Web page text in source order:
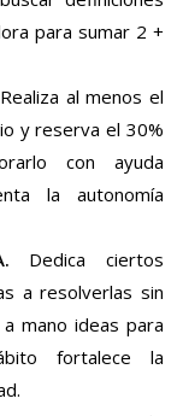
para sumar 2 +
Realiza al menos el
y reserva el 30%
con ayuda
la autonomía
Dedica ciertos
a resolverlas sin
mano ideas para
fortalece la